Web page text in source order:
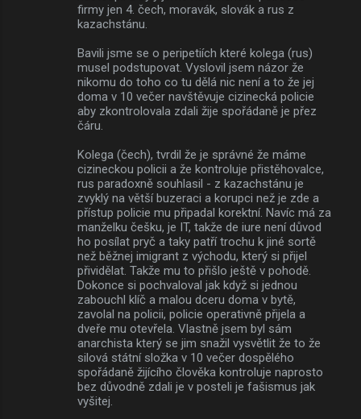
firmy jen 4. čech, moravák, slovák a rus z
kazachstánu.
Bavili jsme se o peripetiích které kolega (rus)
musel podstupovat. Vyslovil jsem názor že
nikomu do toho co tu dělá nic není a to že jej
doma v 10 večer navštěvuje cizinecká policie
aby zkontrolovala zdali žije spořádaně je přez
čáru.
Kolega (čech), tvrdil že je správné že máme
cizineckou policii a že kontroluje přistěhovalce,
rus paradoxně souhlasil - z kazachstánu je
zvyklý na větší buzeraci a korupci než je zde a
přístup policie mu připadal korektní. Navíc má za
manželku češku, je IT, takže de iure není důvod
ho posílat pryč a taky patří trochu k jiné sortě
než běžnej imigrant z východu, který si přijel
přividělat. Takže mu to přišlo ještě v pohodě.
Dokonce si pochvaloval jak když si jednou
zabouchl klíč a malou dceru doma v bytě,
zavolal na policii, policie operativně přijela a
dveře mu otevřela. Vlastně jsem byl sám
anarchista který se jim snažil vysvětlit že to že
silová státní složka v 10 večer dospělého
spořádaně žijícího člověka kontroluje naprosto
bez důvodně zdali je v posteli je fašismus jak
vyšitej.